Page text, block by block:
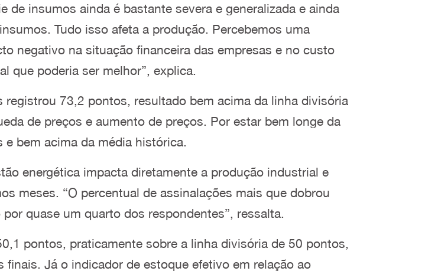
insumos ainda é bastante severa e generalizada e ainda
Tudo isso afeta a produção. Percebemos uma
negativo na situação financeira das empresas e no custo
que poderia ser melhor”, explica.
73,2 pontos, resultado bem acima da linha divisória
de preços e aumento de preços. Por estar bem longe da
bem acima da média histórica.
energética impacta diretamente a produção industrial e
meses. “O percentual de assinalações mais que dobrou
quase um quarto dos respondentes”, ressalta.
pontos, praticamente sobre a linha divisória de 50 pontos,
Já o indicador de estoque efetivo em relação ao